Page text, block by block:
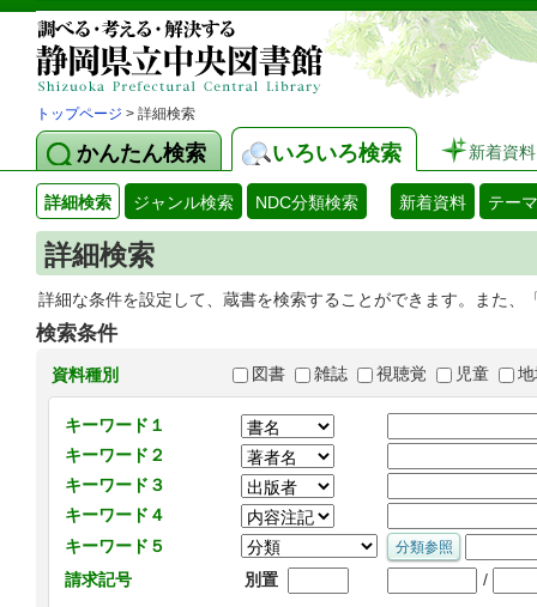
トップページ > 詳細検索
かんたん検索 いろいろ検索 新着資料
詳細検索 ジャンル検索 NDC分類検索 新着資料 テー
詳細検索
詳細な条件を設定して、蔵書を検索することができます。また
検索条件
資料種別 図書 雑誌 視聴覚 児童
キーワード１
キーワード２
キーワード３
キーワード４
キーワード５
請求記号
別置 /